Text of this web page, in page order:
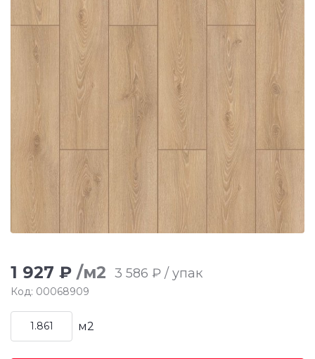
1 927 ₽ /м2 3 586 ₽ / упак
Код: 00068909
м2